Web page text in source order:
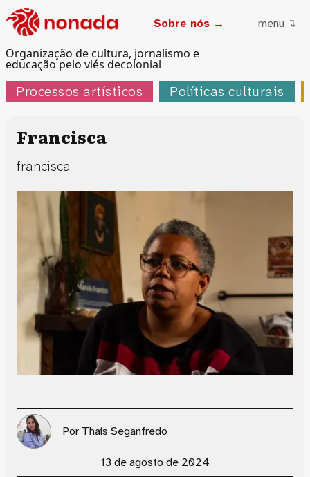
Organização de cultura, jornalismo e
educação pelo viés decolonial
Sobre nós → menu ↴
Processos artísticos Políticas culturais
Francisca
francisca
Por Thais Seganfredo
13 de agosto de 2024